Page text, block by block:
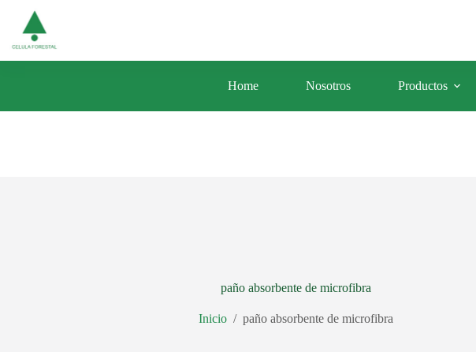
contenido
Home Nosotros Productos
paño absorbente de microfibra
Inicio / paño absorbente de microfibra